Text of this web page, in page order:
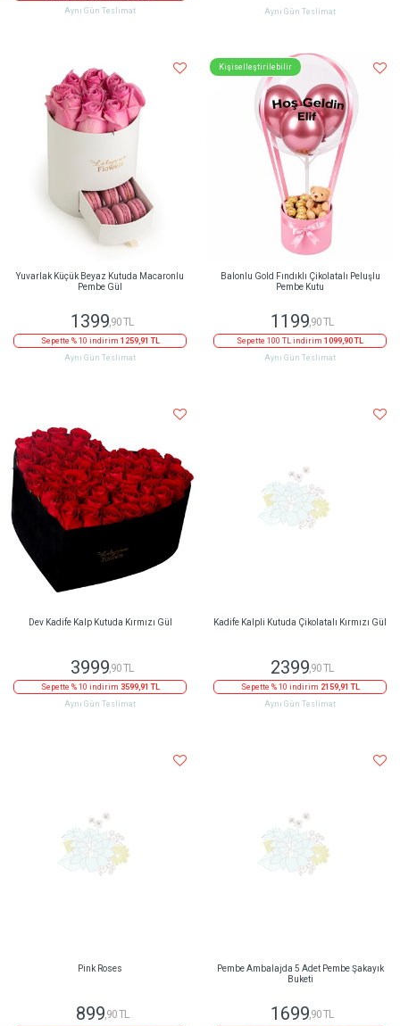
Aynı Gün Teslimat
Aynı Gün Teslimat
Yuvarlak Küçük Beyaz Kutuda Macaronlu
Pembe Gül
1399,90 TL
Sepette % 10 indirim 1259,91 TL
Aynı Gün Teslimat
Kişiselleştirilebilir
Balonlu Gold Fındıklı Çikolatalı Peluşlu
Pembe Kutu
1199,90 TL
Sepette 100 TL indirim 1099,90 TL
Aynı Gün Teslimat
Dev Kadife Kalp Kutuda Kırmızı Gül
3999,90 TL
Sepette % 10 indirim 3599,91 TL
Aynı Gün Teslimat
Kadife Kalpli Kutuda Çikolatalı Kırmızı Gül
2399,90 TL
Sepette % 10 indirim 2159,91 TL
Aynı Gün Teslimat
Pink Roses
899,90 TL
Pembe Ambalajda 5 Adet Pembe Şakayık
Buketi
1699,90 TL